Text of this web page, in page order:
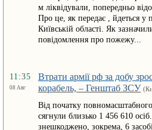
м ліквідували, попередньо
Про це, як передає , йдеться
Київській області. Як
повідомлення про пожежу...
11:35
08 Авг
Втрати армії рф за добу
корабель, – Генштаб ЗСУ
Від початку
сягнули близько 1 456 610
знешкоджено, зокрема, 6